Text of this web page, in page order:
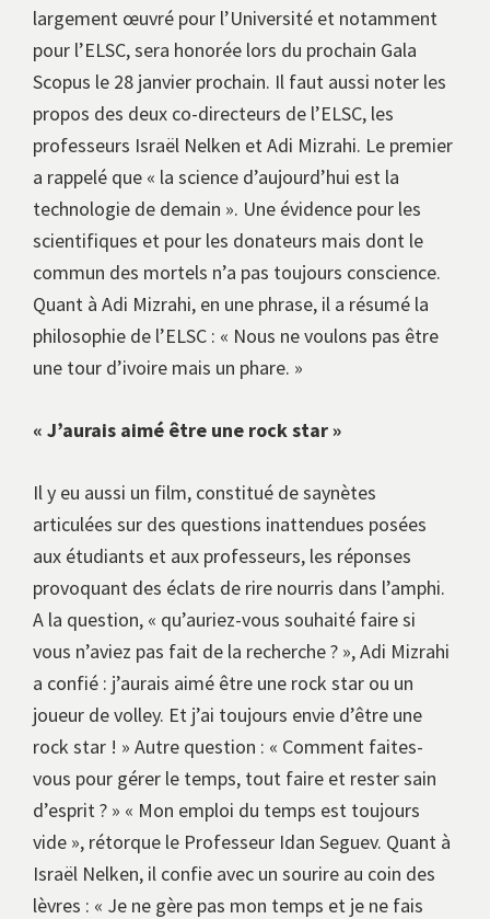
largement œuvré pour l’Université et notamment
pour l’ELSC, sera honorée lors du prochain Gala
Scopus le 28 janvier prochain. Il faut aussi noter les
propos des deux co-directeurs de l’ELSC, les
professeurs Israël Nelken et Adi Mizrahi. Le premier
a rappelé que « la science d’aujourd’hui est la
technologie de demain ». Une évidence pour les
scientifiques et pour les donateurs mais dont le
commun des mortels n’a pas toujours conscience.
Quant à Adi Mizrahi, en une phrase, il a résumé la
philosophie de l’ELSC : « Nous ne voulons pas être
une tour d’ivoire mais un phare. »
« J’aurais aimé être une rock star »
Il y eu aussi un film, constitué de saynètes
articulées sur des questions inattendues posées
aux étudiants et aux professeurs, les réponses
provoquant des éclats de rire nourris dans l’amphi.
A la question, « qu’auriez-vous souhaité faire si
vous n’aviez pas fait de la recherche ? », Adi Mizrahi
a confié : j’aurais aimé être une rock star ou un
joueur de volley. Et j’ai toujours envie d’être une
rock star ! » Autre question : « Comment faites-
vous pour gérer le temps, tout faire et rester sain
d’esprit ? » « Mon emploi du temps est toujours
vide », rétorque le Professeur Idan Seguev. Quant à
Israël Nelken, il confie avec un sourire au coin des
lèvres : « Je ne gère pas mon temps et je ne fais